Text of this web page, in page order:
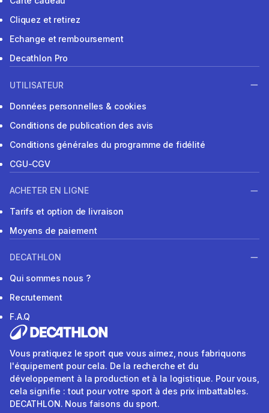
Cliquez et retirez
Echange et remboursement
Decathlon Pro
UTILISATEUR
Données personnelles & cookies
Conditions de publication des avis
Conditions générales du programme de fidélité
CGU-CGV
ACHETER EN LIGNE
Tarifs et option de livraison
Moyens de paiement
DECATHLON
Qui sommes nous ?
Recrutement
F.A.Q
Vous pratiquez le sport que vous aimez, nous fabriquons
l'équipement pour cela. De la recherche et du
développement à la production et à la logistique. Pour vous,
cela signifie : tout pour votre sport à des prix imbattables.
DECATHLON. Nous faisons du sport.